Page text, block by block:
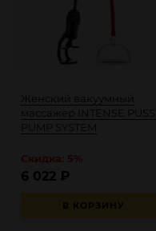
Женский вакуумный
массажер INTENSE PUSSY
PUMP SYSTEM
В КОРЗИНУ
6 022 ₽